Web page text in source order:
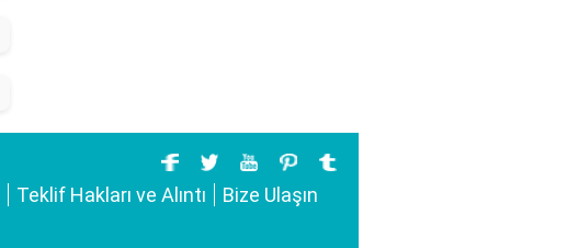
Teklif Hakları ve Alıntı Bize Ulaşın